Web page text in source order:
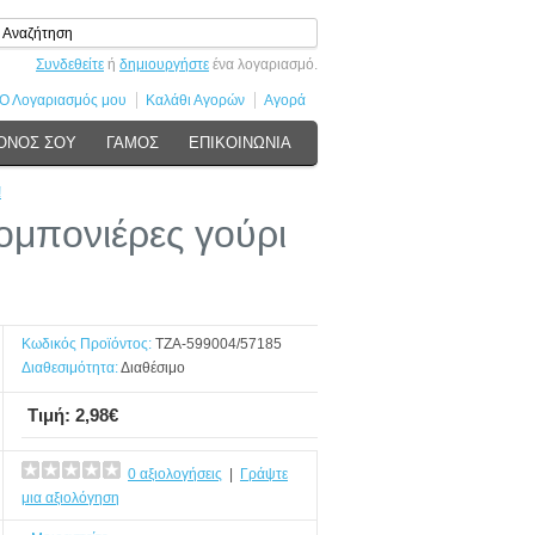
Συνδεθείτε ή δημιουργήστε ένα λογαριασμό.
Ο Λογαριασμός μου Καλάθι Αγορών Αγορά
ΣΟΥ ΓΑΜΟΣ ΕΠΙΚΟΙΝΩΝΙΑ
γούρι
Κωδικός Προϊόντος: ΤΖΑ-599004/57185
Διαθεσιμότητα:Διαθέσιμο
Τιμή: 2,98€
0 αξιολογήσεις
Γράψτε
μια αξιολόγηση